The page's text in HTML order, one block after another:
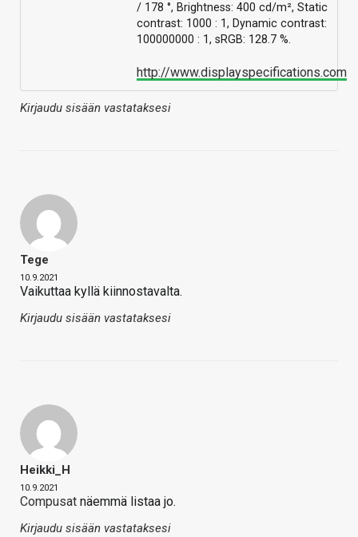
/ 178 °, Brightness: 400 cd/m², Static
contrast: 1000 : 1, Dynamic contrast:
100000000 : 1, sRGB: 128.7 %.
http://www.displayspecifications.com
Kirjaudu sisään vastataksesi
Tege
10.9.2021
Vaikuttaa kyllä kiinnostavalta.
Kirjaudu sisään vastataksesi
Heikki_H
10.9.2021
Compusat näemmä listaa jo.
Kirjaudu sisään vastataksesi